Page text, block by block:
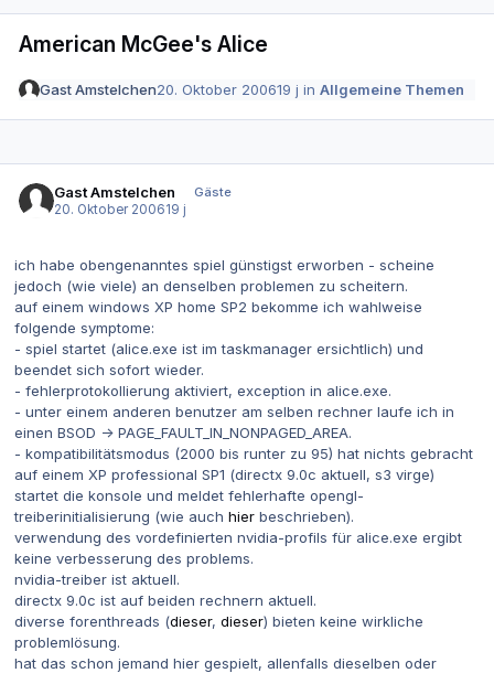
American McGee's Alice
Gast Amstelchen20. Oktober 200619 j inAllgemeine Themen
Gast Amstelchen
Gäste
20. Oktober 200619 j
ich habe obengenanntes spiel günstigst erworben - scheine
jedoch (wie viele) an denselben problemen zu scheitern.
auf einem windows XP home SP2 bekomme ich wahlweise
folgende symptome:
- spiel startet (alice.exe ist im taskmanager ersichtlich) und
beendet sich sofort wieder.
- fehlerprotokollierung aktiviert, exception in alice.exe.
- unter einem anderen benutzer am selben rechner laufe ich in
einen BSOD -> PAGE_FAULT_IN_NONPAGED_AREA.
- kompatibilitätsmodus (2000 bis runter zu 95) hat nichts gebracht
auf einem XP professional SP1 (directx 9.0c aktuell, s3 virge)
startet die konsole und meldet fehlerhafte opengl-
treiberinitialisierung (wie auch hier beschrieben).
verwendung des vordefinierten nvidia-profils für alice.exe ergibt
keine verbesserung des problems.
nvidia-treiber ist aktuell.
directx 9.0c ist auf beiden rechnern aktuell.
diverse forenthreads (dieser, dieser) bieten keine wirkliche
problemlösung.
hat das schon jemand hier gespielt, allenfalls dieselben oder